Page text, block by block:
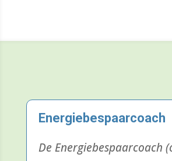
Energiebespaarcoach
De Energiebespaarcoach